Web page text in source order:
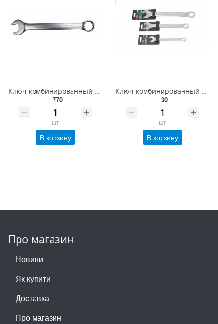
Ключ комбинированный 42мм ROCKFORCE RF-75542
770
шт
В корзину
Ключ комбинированный Profi 9мм, на пластиковом держателе ROCKFORCE RF-75609
30
шт
В корзину
Про магазин
Новини
Як купити
Доставка
Про магазин